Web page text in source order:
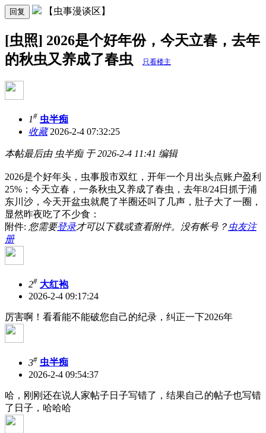
回复 【虫事漫谈区】
[虫照] 2026是个好年份，今天立春，去年
的秋虫又养成了春虫
只看楼主
1# 虫半痴
收藏2026-2-4 07:32:25
本帖最后由 虫半痴 于 2026-2-4 11:41 编辑
2026是个好年头，虫事股市双红，开年一个月出头点账户盈利
25%；今天立春，一条秋虫又养成了春虫，去年8/24日抓于浦
东川沙，今天开盆虫就爬了半圈还叫了几声，肚子大了一圈，
显然昨夜吃了不少食：
附件: 您需要登录才可以下载或查看附件。没有帐号？ 虫友注
册
2# 大红袍
2026-2-4 09:17:24
厉害啊！看看能不能破您自己的纪录，纠正一下2026年
3# 虫半痴
2026-2-4 09:54:37
哈，刚刚还在说人家帖子日子写错了，结果自己的帖子也写错
了日子，哈哈哈